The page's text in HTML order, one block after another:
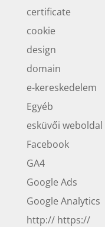
certificate
cookie
design
domain
e-kereskedelem
Egyéb
esküvői weboldal
Facebook
GA4
Google Ads
Google Analytics
http:// https://